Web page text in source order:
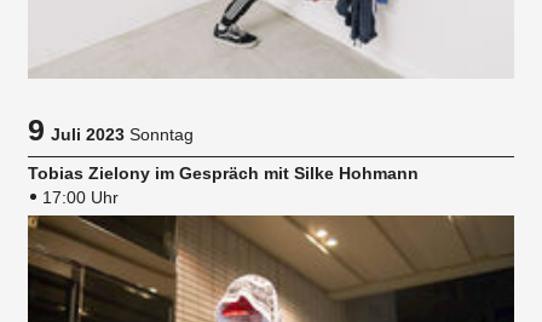
9Juli 2023 Sonntag
Tobias Zielony im Gespräch mit Silke Hohmann
17:00 Uhr